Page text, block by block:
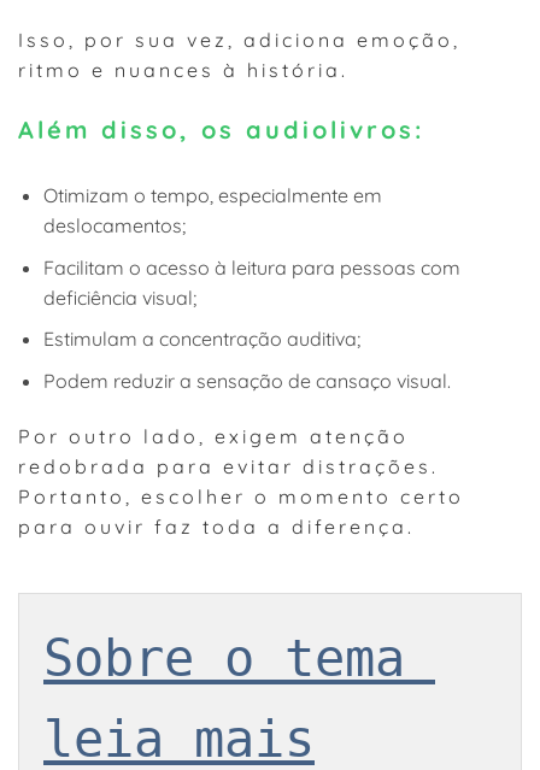
Isso, por sua vez, adiciona emoção,
ritmo e nuances à história.
Além disso, os audiolivros:
Otimizam o tempo, especialmente em
deslocamentos;
Facilitam o acesso à leitura para pessoas com
deficiência visual;
Estimulam a concentração auditiva;
Podem reduzir a sensação de cansaço visual.
Por outro lado, exigem atenção
redobrada para evitar distrações.
Portanto, escolher o momento certo
para ouvir faz toda a diferença.
Sobre o tema
leia mais